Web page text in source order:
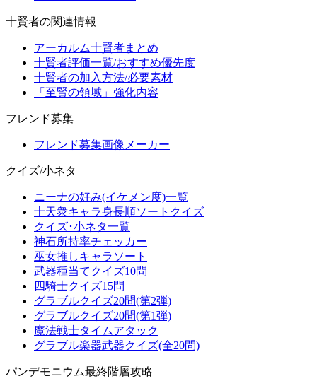
十賢者の関連情報
アーカルム十賢者まとめ
十賢者評価一覧/おすすめ優先度
十賢者の加入方法/必要素材
「至賢の領域」強化内容
フレンド募集
フレンド募集画像メーカー
クイズ/小ネタ
ニーナの好み(イケメン度)一覧
十天衆キャラ身長順ソートクイズ
クイズ･小ネタ一覧
神石所持率チェッカー
巫女推しキャラソート
武器種当てクイズ10問
四騎士クイズ15問
グラブルクイズ20問(第2弾)
グラブルクイズ20問(第1弾)
魔法戦士タイムアタック
グラブル楽器武器クイズ(全20問)
パンデモニウム最終階層攻略